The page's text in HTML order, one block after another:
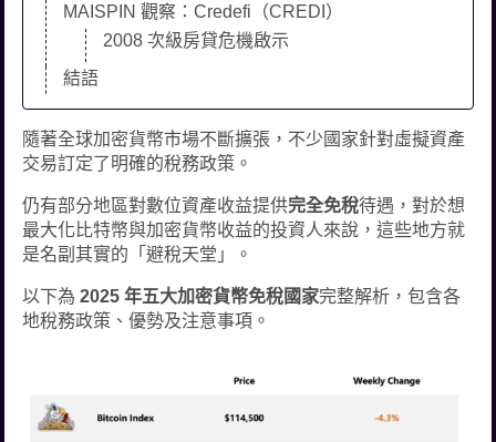
MAISPIN 觀察：Credefi（CREDI）
2008 次級房貸危機啟示
結語
隨著全球加密貨幣市場不斷擴張，不少國家針對虛擬資產
交易訂定了明確的稅務政策。
仍有部分地區對數位資產收益提供完全免稅待遇，對於想
最大化比特幣與加密貨幣收益的投資人來說，這些地方就
是名副其實的「避稅天堂」。
以下為2025 年五大加密貨幣免稅國家完整解析，包含各
地稅務政策、優勢及注意事項。